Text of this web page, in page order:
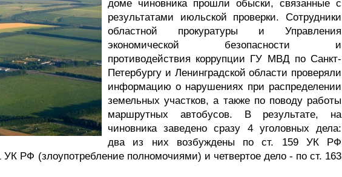
доме чиновника прошли обыски, связанные с
результатами июльской проверки. Сотрудники
областной прокуратуры и Управления
экономической безопасности и
противодействия коррупции ГУ МВД по Санкт-
Петербургу и Ленинградской области проверяли
информацию о нарушениях при распределении
земельных участков, а также по поводу работы
маршрутных автобусов. В результате, на
чиновника заведено сразу 4 уголовных дела:
два из них возбуждены по ст. 159 УК РФ
РФ (злоупотребление полномочиями) и четвертое дело - по ст. 163